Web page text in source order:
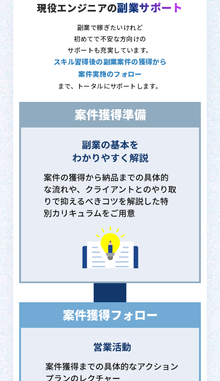
現役エンジニアの副業サポート
副業で稼ぎたいけれど
初めてで不安な方向けの
サポートも充実しています。
スキル習得後の副業案件の獲得から
案件実施のフォロー
まで、トータルにサポートします。